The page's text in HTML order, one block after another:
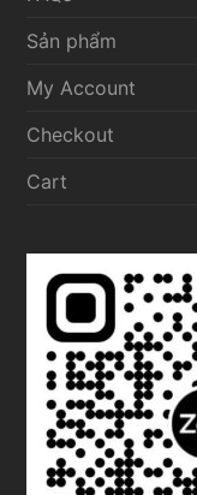
Sản phẩm
My Account
Checkout
Cart